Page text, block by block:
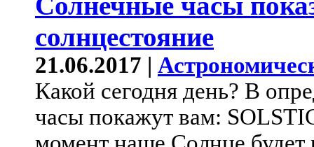
солнцестояние
21.06.2017 |
Какой сегодня день? В
часы покажут вам: